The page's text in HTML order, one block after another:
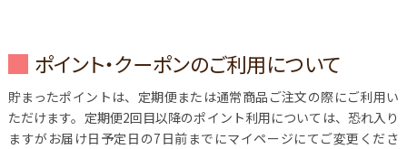
ポイント・クーポンのご利用について
貯まったポイントは、定期便または通常商品ご注文の際にご利用い
ただけます。定期便2回目以降のポイント利用については、恐れ入り
ますがお届け日予定日の7日前までにマイページにてご変更くださ